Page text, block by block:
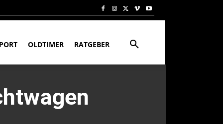
OLDTIMER RATGEBER